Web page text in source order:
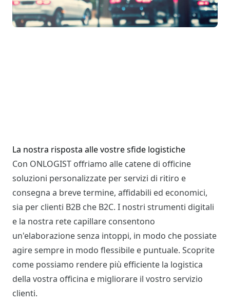
La nostra risposta alle vostre sfide logistiche
Con ONLOGIST offriamo alle catene di officine
soluzioni personalizzate per servizi di ritiro e
consegna a breve termine, affidabili ed economici,
sia per clienti B2B che B2C. I nostri strumenti digitali
e la nostra rete capillare consentono
un'elaborazione senza intoppi, in modo che possiate
agire sempre in modo flessibile e puntuale. Scoprite
come possiamo rendere più efficiente la logistica
della vostra officina e migliorare il vostro servizio
clienti.